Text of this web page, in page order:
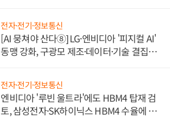
전자·전기·정보통신
[AI 뭉쳐야 산다⑧] LG·엔비디아 '피지컬 AI'
동맹 강화, 구광모 제조·데이터·기술 결집
전자·전기·정보통신
엔비디아 '루빈 울트라'에도 HBM4 탑재 검
토, 삼성전자·SK하이닉스 HBM4 수율에 주